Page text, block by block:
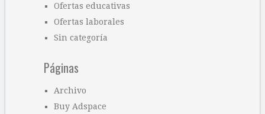
Ofertas educativas
Ofertas laborales
Sin categoría
Páginas
Archivo
Buy Adspace